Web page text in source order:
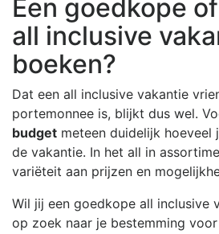
Een goedkope
all inclusive
boeken?
Dat een all inclusive vakantie
portemonnee is, blijkt dus wel.
budget meteen duidelijk
de vakantie. In het all in
variëteit aan prijzen en
Wil jij een goedkope all inclusive
op zoek naar je bestemming